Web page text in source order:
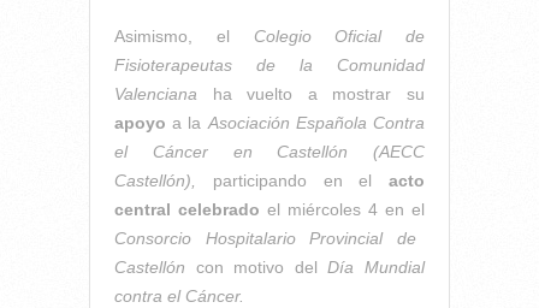
Asimismo, el Colegio Oficial de
Fisioterapeutas de la Comunidad
Valenciana ha vuelto a mostrar su
apoyo a laAsociación Española Contra
el Cáncer en Castellón (AECC
Castellón),
participando en el acto
central celebrado el miércoles 4 en el
Consorcio Hospitalario Provincial de
Castellón con motivo delDía Mundial
contra el Cáncer.